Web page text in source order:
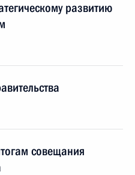
развитию
совещания